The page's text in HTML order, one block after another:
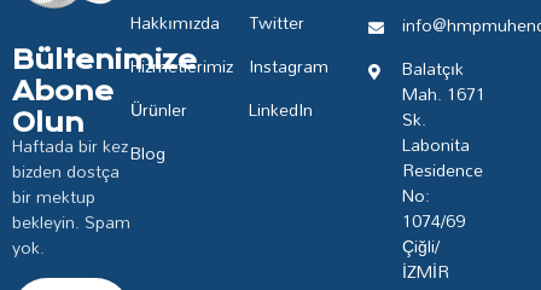
Bültenimize
Abone
Olun
Haftada bir kez
bizden dostça
bir mektup
bekleyin. Spam
yok.
Hakkımızda
Hizmetlerimiz
Ürünler
Blog
Twitter
Instagram
LinkedIn
Balatçık
Mah. 1671
Sk.
Labonita
Residence
No:
1074/69
Çiğli/
İZMİR